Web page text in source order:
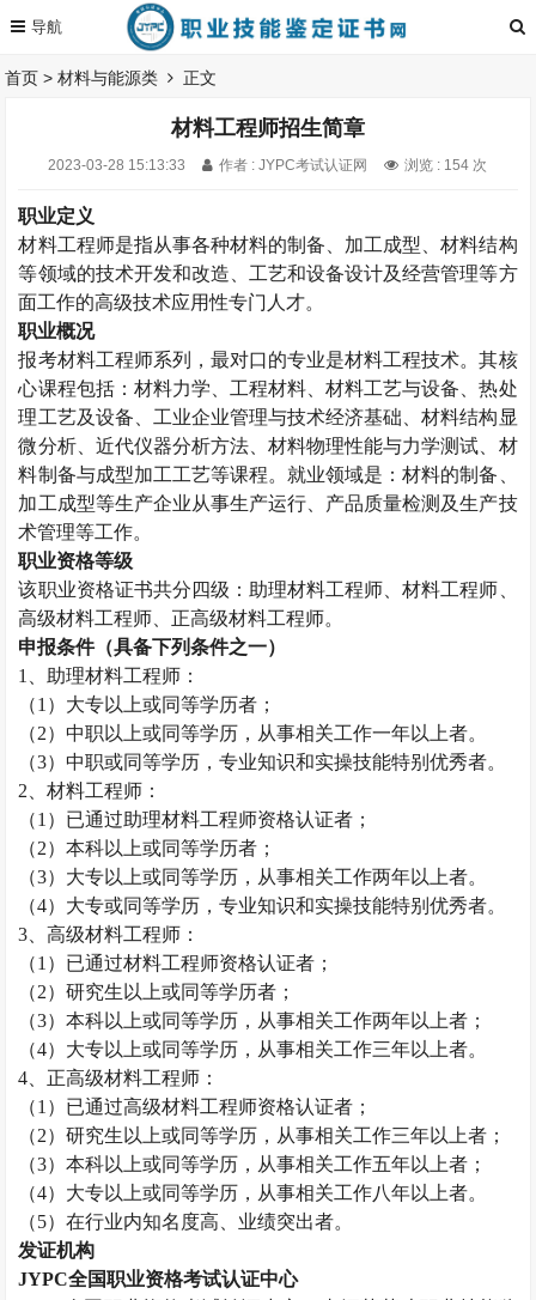
首页 >材料与能源类 正文
材料工程师招生简章
2023-03-28 15:13:33 作者 : JYPC考试认证网 浏览 : 154 次
职业定义
材料工程师是指从事各种材料的制备、加工成型、材料结构
等领域的技术开发和改造、工艺和设备设计及经营管理等方
面工作的高级技术应用性专门人才。
职业概况
报考材料工程师系列，最对口的专业是材料工程技术。其核
心课程包括：材料力学、工程材料、材料工艺与设备、热处
理工艺及设备、工业企业管理与技术经济基础、材料结构显
微分析、近代仪器分析方法、材料物理性能与力学测试、材
料制备与成型加工工艺等课程。就业领域是：材料的制备、
加工成型等生产企业从事生产运行、产品质量检测及生产技
术管理等工作。
职业资格等级
该职业资格证书共分四级：助理材料工程师、材料工程师、
高级材料工程师、正高级材料工程师。
申报条件（具备下列条件之一）
1
、助理材料工程师：
（1 ）大专以上或同等学历者；
（2）中职以上或同等学历，从事相关工作一年以上者。
（3）中职或同等学历，专业知识和实操技能特别优秀者。
2 、材料工程师：
（1 ）已通过助理材料工程师资格认证者；
（2）本科以上或同等学历者；
（3）大专以上或同等学历，从事相关工作两年以上者。
（4）大专或同等学历，专业知识和实操技能特别优秀者。
3 、高级材料工程师：
（1 ）已通过材料工程师资格认证者；
（2）研究生以上或同等学历者；
（3）本科以上或同等学历，从事相关工作两年以上者；
（4）大专以上或同等学历，从事相关工作三年以上者。
4 、正高级材料工程师：
（1 ）已通过高级材料工程师资格认证者；
（2）研究生以上或同等学历，从事相关工作三年以上者；
（3）本科以上或同等学历，从事相关工作五年以上者；
（4）大专以上或同等学历，从事相关工作八年以上者。
（5）在行业内知名度高、业绩突出者。
发证机构
JYPC全国职业资格考试认证中心